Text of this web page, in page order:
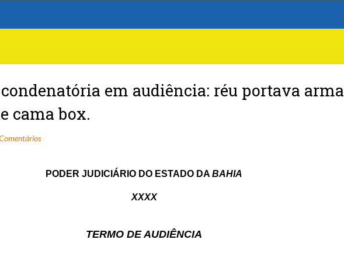
em audiência: réu portava arma
cama box.
PODER JUDICIÁRIO DO ESTADO DABAHIA
XXXX
TERMO DE AUDIÊNCIA